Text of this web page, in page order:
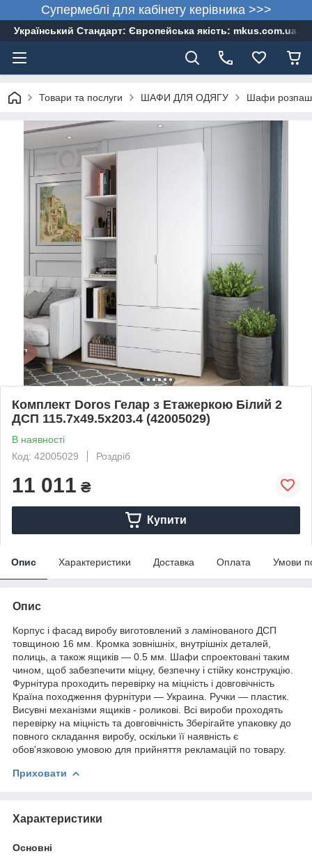
Супермеблі для кабінету керівника >>>
Український Стандарт: Європейська якість: mkus.com.ua
Товари та послуги ШАФИ ДЛЯ ОДЯГУ Шафи
Комплект Doros Гелар з Етажеркою Білий 2
ДСП 115.7х49.5х203.4 (42005029)
В наявності
Код: 42005029
Роздріб
11 011 ₴
Купити
Опис Характеристики Доставка Оплата Умови
Опис
Корпус і фасад виробу виготовлений з ламінованого ДСП
товщиною 16 мм. Кромка зовнішніх, внутрішніх деталей,
полиць, а також ящиків — 0.5 мм. Шафи спроектовані таким
чином, щоб забезпечити міцну, безпечну і стійку конструкцію.
Фурнітура проходить перевірку на міцність і довговічність
Країна походження фурнітури — Украина. Ручки — пластик.
Висувні механізми ящиків - роликові. Всі вироби проходять
перевірку на міцність та довговічність Зберігайте упаковку до
повного складання виробу, оскільки її наявність є
обов'язковою умовою для прийняття рекламацій по товару.
Приховати
Характеристики
Основні